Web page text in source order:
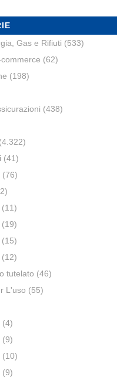
Gas e Rifiuti (533)
(62)
(198)
(438)
(4.322)
(41)
(76)
(11)
(19)
(15)
(12)
tutelato (46)
L'uso (55)
(4)
(9)
(10)
(9)